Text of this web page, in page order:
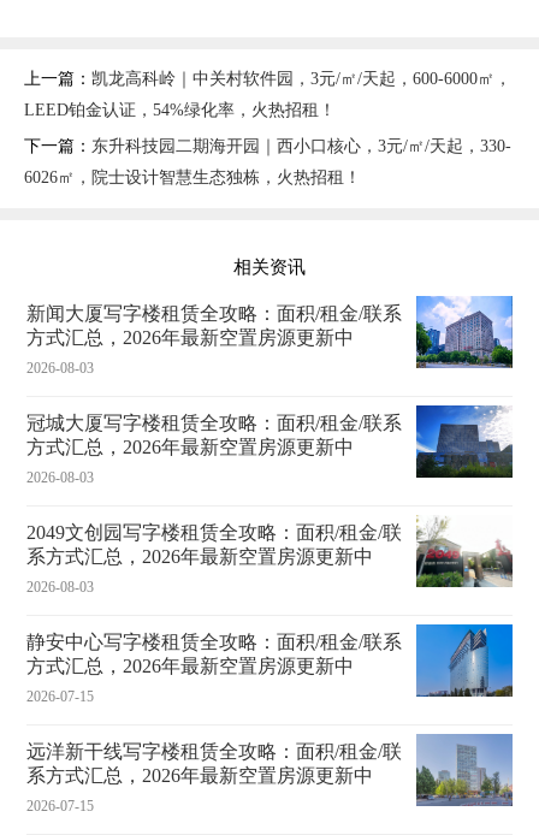
上一篇： 凯龙高科岭｜中关村软件园，3元/㎡/天起，600-6000㎡，
LEED铂金认证，54%绿化率，火热招租！
下一篇： 东升科技园二期海开园｜西小口核心，3元/㎡/天起，330-
6026㎡，院士设计智慧生态独栋，火热招租！
相关资讯
新闻大厦写字楼租赁全攻略：面积/租金/联系
方式汇总，2026年最新空置房源更新中
2026-08-03
冠城大厦写字楼租赁全攻略：面积/租金/联系
方式汇总，2026年最新空置房源更新中
2026-08-03
2049文创园写字楼租赁全攻略：面积/租金/联
系方式汇总，2026年最新空置房源更新中
2026-08-03
静安中心写字楼租赁全攻略：面积/租金/联系
方式汇总，2026年最新空置房源更新中
2026-07-15
远洋新干线写字楼租赁全攻略：面积/租金/联
系方式汇总，2026年最新空置房源更新中
2026-07-15